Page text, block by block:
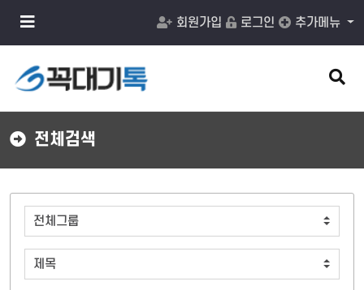
메
튼
회원가입 로그인 추가메뉴
검
색
버
전체검색